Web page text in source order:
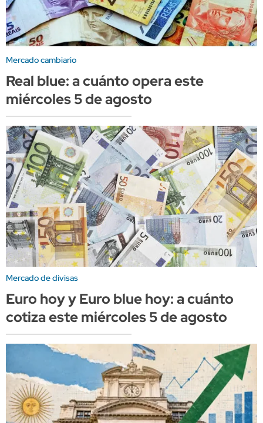
Mercado cambiario
Real blue: a cuánto opera este
miércoles 5 de agosto
Mercado de divisas
Euro hoy y Euro blue hoy: a cuánto
cotiza este miércoles 5 de agosto